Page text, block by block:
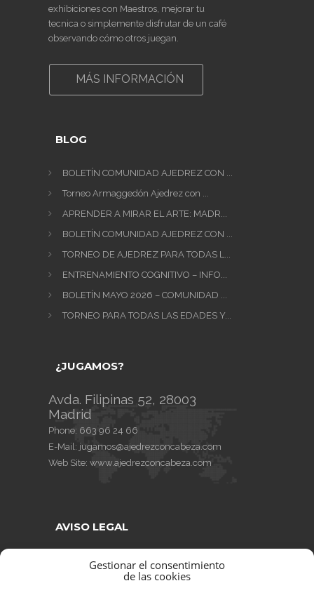
Gestionar el consentimiento
de las cookies
exhibiciones con Maestros, mejorar tu
tecnica o simplemente disfrutar de un café
observando cómo otros juegan.
MÁS INFORMACIÓN
BLOG
BOLETÍN COMUNIDAD AJEDREZ CON ...
Torneo Armaggedón Ajedrez con ...
APRENDER A MIRAR EL ARTE: MADR...
BOLETÍN COMUNIDAD AJEDREZ CON ...
TORNEO DE AJEDREZ PARA TODAS L...
ENTRENAMIENTO COGNITIVO – INFO...
BOLETÍN MAYO 2026 – COMUNIDAD ...
TORNEO PARA TODAS LAS EDADES Y...
¿JUGAMOS?
Avda. Filipinas 52, 28003
Madrid
Phone: 663 96 24 66
E-Mail: jugamos@ajedrezconcabeza.com
Web Site: www.ajedrezconcabeza.com
AVISO LEGAL
AVISO LEGAL
CONDICIONES DE VENTA